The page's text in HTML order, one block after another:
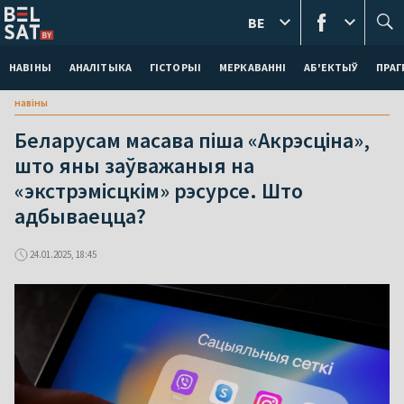
НАВІНЫ АНАЛІТЫКА ГІСТОРЫІ МЕРКАВАННI АБ'ЕКТЫЎ
BE
навіны
Беларусам масава піша «Акрэсціна»,
што яны заўважаныя на
«экстрэмісцкім» рэсурсе. Што
адбываецца?
24.01.2025, 18:45